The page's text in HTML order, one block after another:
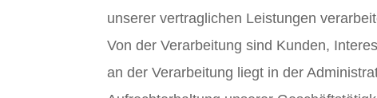
unserer vertraglichen Leistungen
Von der Verarbeitung sind Kunden,
an der Verarbeitung liegt in der